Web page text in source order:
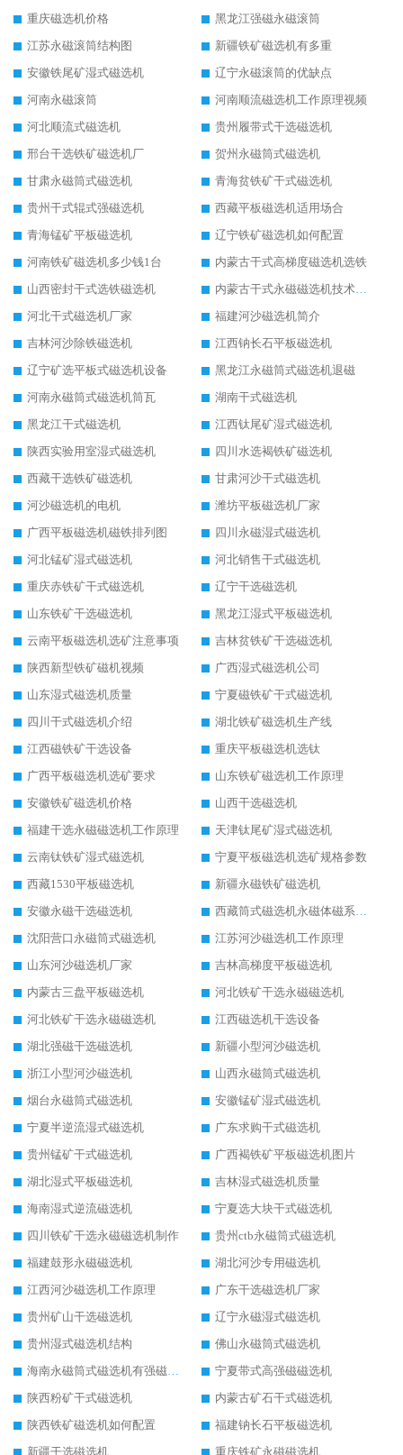
重庆磁选机价格
黑龙江强磁永磁滚筒
江苏永磁滚筒结构图
新疆铁矿磁选机有多重
安徽铁尾矿湿式磁选机
辽宁永磁滚筒的优缺点
河南永磁滚筒
河南顺流磁选机工作原理视频
河北顺流式磁选机
贵州履带式干选磁选机
邢台干选铁矿磁选机厂
贺州永磁筒式磁选机
甘肃永磁筒式磁选机
青海贫铁矿干式磁选机
贵州干式辊式强磁选机
西藏平板磁选机适用场合
青海锰矿平板磁选机
辽宁铁矿磁选机如何配置
河南铁矿磁选机多少钱1台
内蒙古干式高梯度磁选机选铁
山西密封干式选铁磁选机
内蒙古干式永磁磁选机技术要求
河北干式磁选机厂家
福建河沙磁选机简介
吉林河沙除铁磁选机
江西钠长石平板磁选机
辽宁矿选平板式磁选机设备
黑龙江永磁筒式磁选机退磁
河南永磁筒式磁选机筒瓦
湖南干式磁选机
黑龙江干式磁选机
江西钛尾矿湿式磁选机
陕西实验用室湿式磁选机
四川水选褐铁矿磁选机
西藏干选铁矿磁选机
甘肃河沙干式磁选机
河沙磁选机的电机
潍坊平板磁选机厂家
广西平板磁选机磁铁排列图
四川永磁湿式磁选机
河北锰矿湿式磁选机
河北销售干式磁选机
重庆赤铁矿干式磁选机
辽宁干选磁选机
山东铁矿干选磁选机
黑龙江湿式平板磁选机
云南平板磁选机选矿注意事项
吉林贫铁矿干选磁选机
陕西新型铁矿磁机视频
广西湿式磁选机公司
山东湿式磁选机质量
宁夏磁铁矿干式磁选机
四川干式磁选机介绍
湖北铁矿磁选机生产线
江西磁铁矿干选设备
重庆平板磁选机选钛
广西平板磁选机选矿要求
山东铁矿磁选机工作原理
安徽铁矿磁选机价格
山西干选磁选机
福建干选永磁磁选机工作原理
天津钛尾矿湿式磁选机
云南钛铁矿湿式磁选机
宁夏平板磁选机选矿规格参数
西藏1530平板磁选机
新疆永磁铁矿磁选机
安徽永磁干选磁选机
西藏筒式磁选机永磁体磁系设计
沈阳营口永磁筒式磁选机
江苏河沙磁选机工作原理
山东河沙磁选机厂家
吉林高梯度平板磁选机
内蒙古三盘平板磁选机
河北铁矿干选永磁磁选机
河北铁矿干选永磁磁选机
江西磁选机干选设备
湖北强磁干选磁选机
新疆小型河沙磁选机
浙江小型河沙磁选机
山西永磁筒式磁选机
烟台永磁筒式磁选机
安徽锰矿湿式磁选机
宁夏半逆流湿式磁选机
广东求购干式磁选机
贵州锰矿干式磁选机
广西褐铁矿平板磁选机图片
湖北湿式平板磁选机
吉林湿式磁选机质量
海南湿式逆流磁选机
宁夏选大块干式磁选机
四川铁矿干选永磁磁选机制作
贵州ctb永磁筒式磁选机
福建鼓形永磁磁选机
湖北河沙专用磁选机
江西河沙磁选机工作原理
广东干选磁选机厂家
贵州矿山干选磁选机
辽宁永磁湿式磁选机
贵州湿式磁选机结构
佛山永磁筒式磁选机
海南永磁筒式磁选机有强磁的吗
宁夏带式高强磁磁选机
陕西粉矿干式磁选机
内蒙古矿石干式磁选机
陕西铁矿磁选机如何配置
福建钠长石平板磁选机
新疆干选磁选机
重庆铁矿永磁磁选机